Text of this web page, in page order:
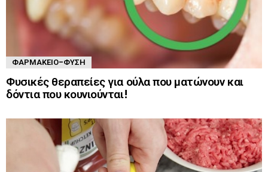
ΦΑΡΜΑΚΕΊΟ-ΦΎΣΗ
Φυσικές θεραπείες για ούλα που ματώνουν και
δόντια που κουνιούνται!